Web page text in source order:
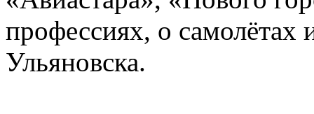
профессиях, о
Ульяновска.